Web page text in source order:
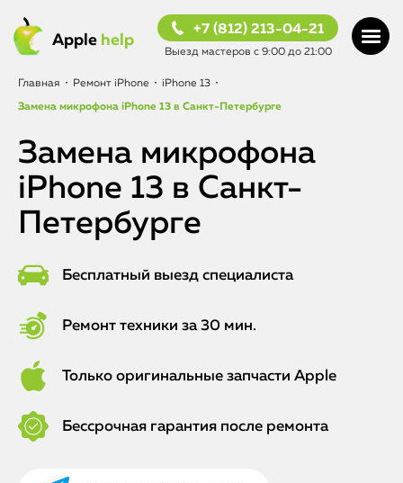
Apple help
+7 (812) 213-04-21
Выезд мастеров с 9:00 до 21:00
Главная • Ремонт iPhone • iPhone 13 •
Замена микрофона iPhone 13 в Санкт-Петербурге
Замена микрофона
iPhone 13 в Санкт-
Петербурге
Бесплатный выезд специалиста
Ремонт техники за 30 мин.
Только оригинальные запчасти Apple
Бессрочная гарантия после ремонта